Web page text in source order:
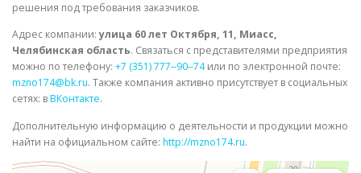
решения под требования заказчиков.
Адрес компании:улица 60 лет Октября, 11, Миасс,
Челябинская область. Связаться с представителями предприятия
можно по телефону: +7 (351) 777‒90‒74или по электронной почте:
mzno174@bk.ru. Также компания активно присутствует в социальных
сетях: вВКонтакте.
Дополнительную информацию о деятельности и продукции можно
найти на официальном сайте: http://mzno174.ru.